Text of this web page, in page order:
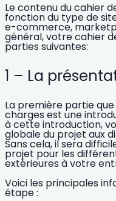
Le contenu du cahier
fonction du type de
e-commerce,
général, votre cahier
parties suivantes:
1 – La
La première partie
charges est une
à cette introduction,
globale du projet aux
Sans cela, il sera
projet pour les
extérieures à votre
Voici les principales
étape :